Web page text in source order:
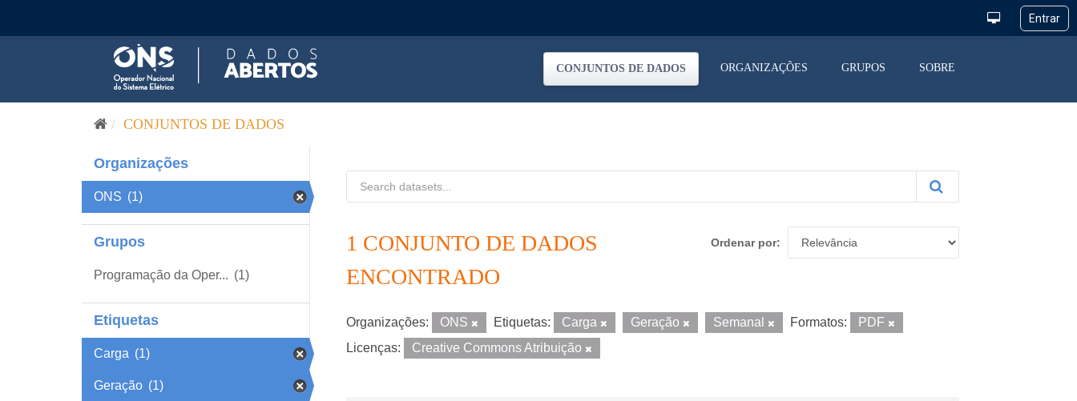
CONJUNTOS DE DADOS ORGANIZAÇÕES GRUPOS SOBRE
CONJUNTOS DE DADOS
Organizações
ONS (1)
Grupos
Programação da Oper... (1)
Etiquetas
Carga (1)
Geração (1)
Ordenar por
1 CONJUNTO DE DADOS
ENCONTRADO
Organizações: ONS Etiquetas: Carga Geração Semanal Formatos:
PDF
Licenças:
Creative Commons Atribuição